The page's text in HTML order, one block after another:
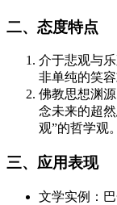
二、态度特点
介于悲观与
非单纯的笑容
佛教思想渊
念未来的超
观”的哲学观。
三、应用表现
文学实例：